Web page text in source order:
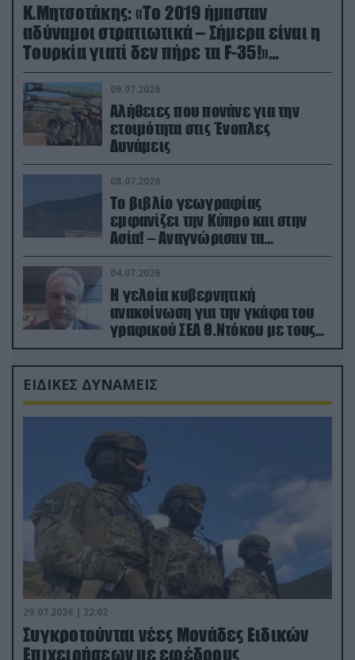
Κ.Μητσοτάκης: «Το 2019 ήμασταν
αδύναμοι στρατιωτικά – Σήμερα είναι η
Τουρκία γιατί δεν πήρε τα F-35!»
(βίντεο)
09.07.2026
Αλήθειες που πονάνε για την
ετοιμότητα στις Ένοπλες
Δυνάμεις
08.07.2026
Το βιβλίο γεωγραφίας
εμφανίζει την Κύπρο και στην
Ασία! – Αναγνώρισαν τα
κατεχόμενα; (φωτο)
04.07.2026
Η γελοία κυβερνητική
ανακοίνωση για την γκάφα του
γραφικού ΣΕΑ Θ.Ντόκου με τους
Ρώσους φαρσέρ
ΕΙΔΙΚΕΣ ΔΥΝΑΜΕΙΣ
29.07.2026 | 22:02
Συγκροτούνται νέες Μονάδες Ειδικών
Επιχειρήσεων με εφέδρους